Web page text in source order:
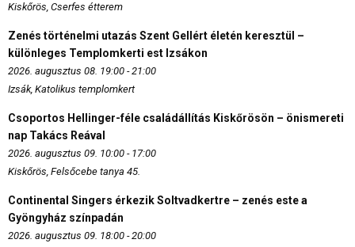
Kiskőrös, Cserfes étterem
Zenés történelmi utazás Szent Gellért életén keresztül –
különleges Templomkerti est Izsákon
2026. augusztus 08. 19:00 - 21:00
Izsák, Katolikus templomkert
Csoportos Hellinger-féle családállítás Kiskőrösön – önismereti
nap Takács Reával
2026. augusztus 09. 10:00 - 17:00
Kiskőrös, Felsőcebe tanya 45.
Continental Singers érkezik Soltvadkertre – zenés este a
Gyöngyház színpadán
2026. augusztus 09. 18:00 - 20:00